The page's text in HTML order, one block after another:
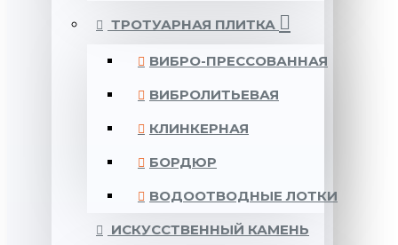
ТРОТУАРНАЯ ПЛИТКА
ВИБРО-ПРЕССОВАННАЯ
ВИБРОЛИТЬЕВАЯ
КЛИНКЕРНАЯ
БОРДЮР
ВОДООТВОДНЫЕ ЛОТКИ
ИСКУССТВЕННЫЙ КАМЕНЬ